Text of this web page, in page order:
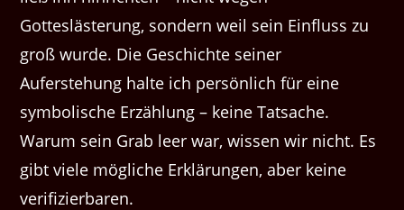
Gotteslästerung, sondern weil sein Einfluss zu
groß wurde. Die Geschichte seiner
Auferstehung halte ich persönlich für eine
symbolische Erzählung – keine Tatsache.
Warum sein Grab leer war, wissen wir nicht. Es
gibt viele mögliche Erklärungen, aber keine
verifizierbaren.